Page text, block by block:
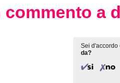
a
Sei d'accordo
da?